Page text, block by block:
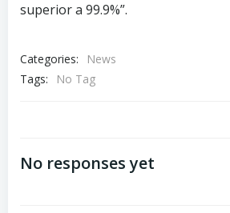
superior a 99.9%”.
Categories:
News
Tags:
No Tag
No responses yet